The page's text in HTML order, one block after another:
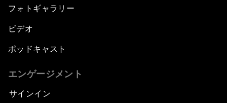
フォトギャラリー
ビデオ
ポッドキャスト
エンゲージメント
サインイン